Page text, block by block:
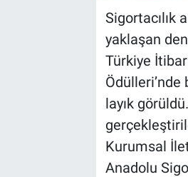
Sigortacılık
yaklaşan
Türkiye
Ödülleri’nde
layık
Kurumsal
Anadolu